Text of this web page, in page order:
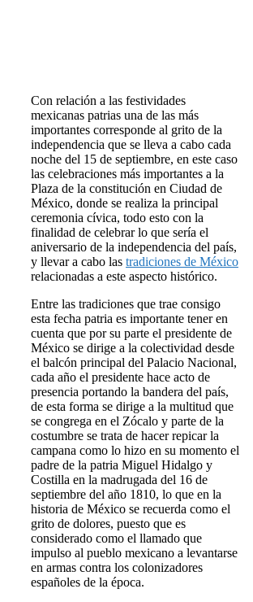
Con relación a las festividades
mexicanas patrias una de las más
importantes corresponde al grito de la
independencia que se lleva a cabo cada
noche del 15 de septiembre, en este caso
las celebraciones más importantes a la
Plaza de la constitución en Ciudad de
México, donde se realiza la principal
ceremonia cívica, todo esto con la
finalidad de celebrar lo que sería el
aniversario de la independencia del país,
y llevar a cabo las tradiciones de México
relacionadas a este aspecto histórico.
Entre las tradiciones que trae consigo
esta fecha patria es importante tener en
cuenta que por su parte el presidente de
México se dirige a la colectividad desde
el balcón principal del Palacio Nacional,
cada año el presidente hace acto de
presencia portando la bandera del país,
de esta forma se dirige a la multitud que
se congrega en el Zócalo y parte de la
costumbre se trata de hacer repicar la
campana como lo hizo en su momento el
padre de la patria Miguel Hidalgo y
Costilla en la madrugada del 16 de
septiembre del año 1810, lo que en la
historia de México se recuerda como el
grito de dolores, puesto que es
considerado como el llamado que
impulso al pueblo mexicano a levantarse
en armas contra los colonizadores
españoles de la época.